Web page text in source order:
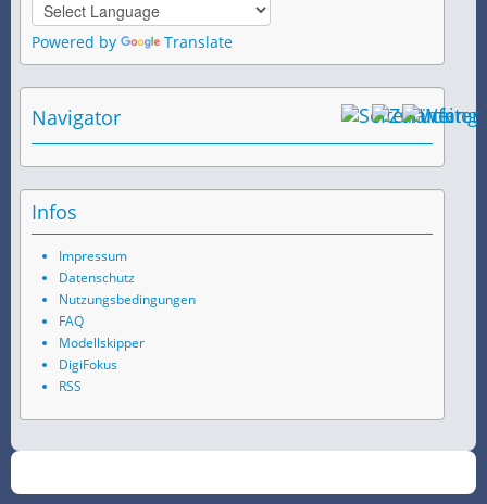
Powered by Translate
Navigator
Infos
Impressum
Datenschutz
Nutzungsbedingungen
FAQ
Modellskipper
DigiFokus
RSS